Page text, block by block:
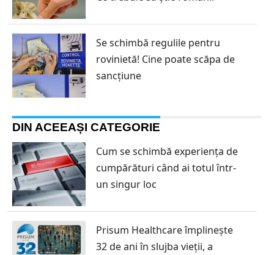
Se schimbă regulile pentru
rovinietă! Cine poate scăpa de
sancțiune
DIN ACEEAȘI CATEGORIE
Cum se schimbă experiența de
cumpărături când ai totul într-
un singur loc
Prisum Healthcare împlinește
32 de ani în slujba vieții, a